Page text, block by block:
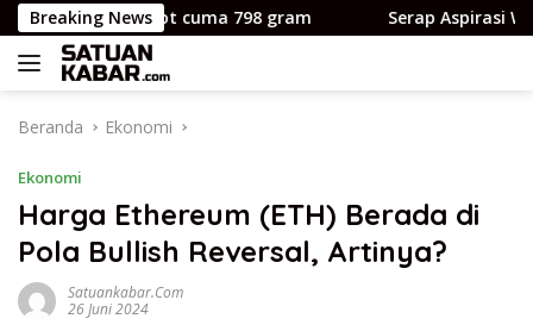
Langsung
ke
konten
Breaking News
bobot cuma 798 gram Serap Aspirasi Warga
Beranda Ekonomi
Ekonomi
Harga Ethereum (ETH) Berada di
Pola Bullish Reversal, Artinya?
Satuankabar.com
26 Juni 2024